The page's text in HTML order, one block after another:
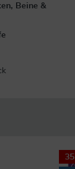
Beine &
35